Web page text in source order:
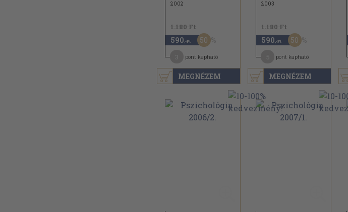
MEGNÉZEM
2002
1.180 Ft
590 ,-Ft 50
pont kapható
MEGNÉZEM
2003
1.180 Ft
590 ,-Ft 50
pont kapható